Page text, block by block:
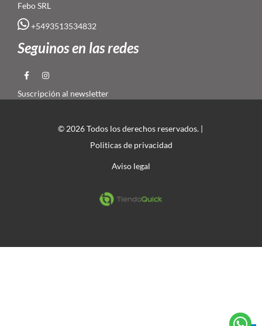
Febo SRL
+5493513534832
Seguinos en las redes
Suscripción al newsletter
© 2026 Todos los derechos reservados. |
Politicas de privacidad
Aviso legal